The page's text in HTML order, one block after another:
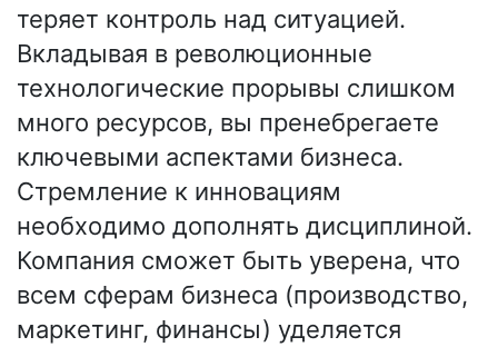
теряет контроль над ситуацией.
Вкладывая в революционные
технологические прорывы слишком
много ресурсов, вы пренебрегаете
ключевыми аспектами бизнеса.
Стремление к инновациям
необходимо дополнять дисциплиной.
Компания сможет быть уверена, что
всем сферам бизнеса (производство,
маркетинг, финансы) уделяется